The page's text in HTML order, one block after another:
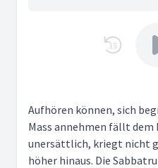
15
Aufhören können, sich
Mass annehmen fällt dem
unersättlich, kriegt nicht
höher hinaus. Die